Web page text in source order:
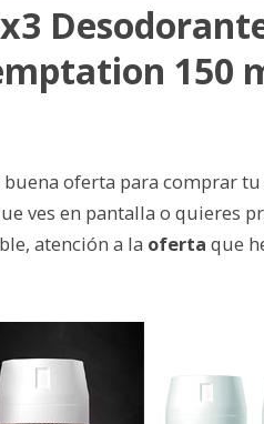
150
buena oferta para comprar
ves en pantalla o quieres
atención a la oferta que